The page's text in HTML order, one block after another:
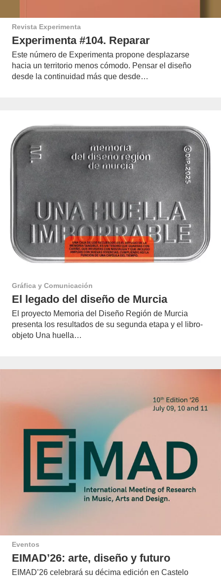
Revista Experimenta
Experimenta #104. Reparar
Este número de Experimenta propone desplazarse
hacia un territorio menos cómodo. Pensar el diseño
desde la continuidad más que desde…
Gráfica y Comunicación
El legado del diseño de Murcia
El proyecto Memoria del Diseño Región de Murcia
presenta los resultados de su segunda etapa y el libro-
objeto Una huella…
Eventos
EIMAD’26: arte, diseño y futuro
EIMAD’26 celebrará su décima edición en Castelo